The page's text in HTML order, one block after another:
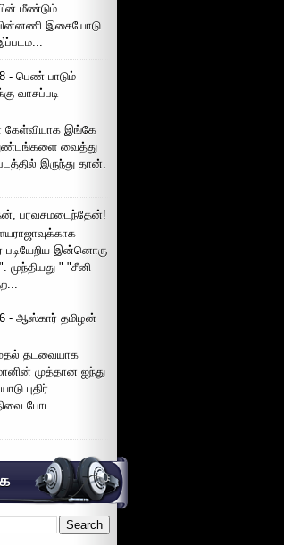
மீண்டும்
பின்னணி இசையோடு
- பெண் பாடும்
வாசப்படி
கேள்வியாக இங்கே
வைத்து
இருந்து தான்.
பரவசமடைந்தேன்!
படியேறிய இன்னொரு
முந்தியது " "சீனி
- ஆஸ்கார் தமிழன்
தடவையாக
முத்தான ஐந்து
புதிர்
போட